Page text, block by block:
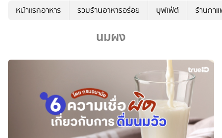
หน้าแรกอาหาร รวมร้านอาหารอร่อย บุฟเฟ่ต์ ร้านกา
นมผง